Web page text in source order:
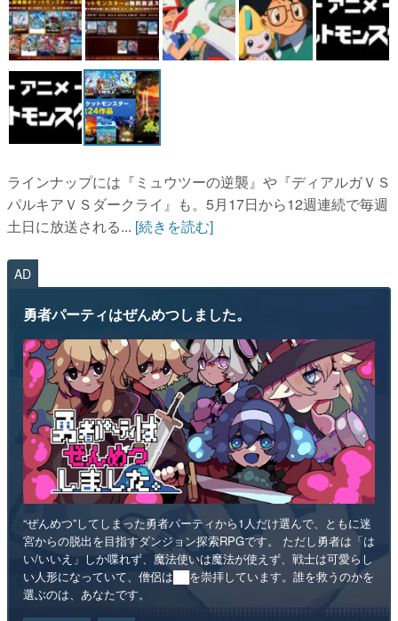
マンガ
女性向け
アプリレビュー
その他
運営：株式会社マレ
ラインナップには『ミュウツーの逆襲』や『ディアルガＶＳ
パルキアＶＳダークライ』も。5月17日から12週連続で毎週
土日に放送される... [続きを読む]
AD
勇者パーティはぜんめつしました。
“ぜんめつ”してしまった勇者パーティから1人だけ選んで、ともに迷
宮からの脱出を目指すダンジョン探索RPGです。 ただし勇者は「は
い/いいえ」しか喋れず、魔法使いは魔法が使えず、戦士は可愛らし
い人形になっていて、僧侶は██を崇拝しています。誰を救うのかを
選ぶのは、あなたです。